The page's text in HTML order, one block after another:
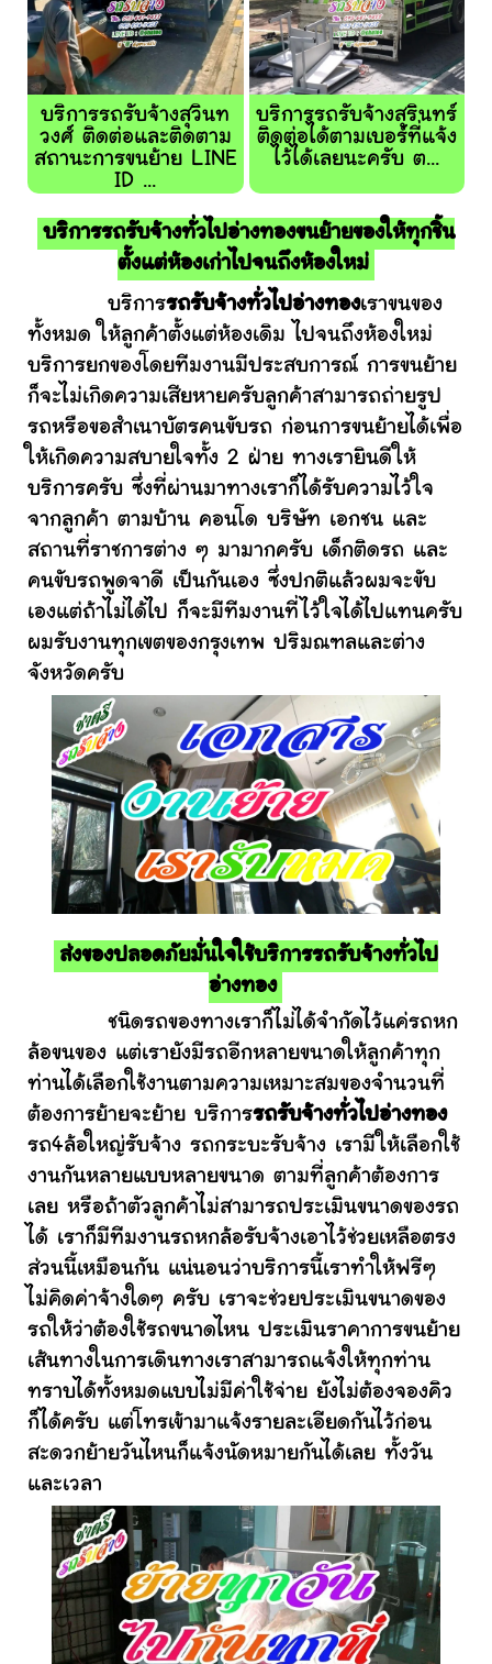
บริการรถรับจ้างสุวินท
วงศ์ ติดต่อและติดตาม
สถานะการขนย้าย LINE
ID ...
บริการรถรับจ้างสุรินทร์
ติดต่อได้ตามเบอร์ที่แจ้ง
ไว้ได้เลยนะครับ ต...
บริการรถรับจ้างทั่วไปอ่างทองขนย้ายของให้ทุกชิ้น
ตั้งแต่ห้องเก่าไปจนถึงห้องใหม่
บริการรถรับจ้างทั่วไปอ่างทองเราขนของ
ทั้งหมด ให้ลูกค้าตั้งแต่ห้องเดิม ไปจนถึงห้องใหม่
บริการยกของโดยทีมงานมีประสบการณ์ การขนย้าย
ก็จะไม่เกิดความเสียหายครับลูกค้าสามารถถ่ายรูป
รถหรือขอสำเนาบัตรคนขับรถ ก่อนการขนย้ายได้เพื่อ
ให้เกิดความสบายใจทั้ง 2 ฝ่าย ทางเรายินดีให้
บริการครับ ซึ่งที่ผ่านมาทางเราก็ได้รับความไว้ใจ
จากลูกค้า ตามบ้าน คอนโด บริษัท เอกชน และ
สถานที่ราชการต่าง ๆ มามากครับ เด็กติดรถ และ
คนขับรถพูดจาดี เป็นกันเอง ซึ่งปกติแล้วผมจะขับ
เองแต่ถ้าไม่ได้ไป ก็จะมีทีมงานที่ไว้ใจได้ไปแทนครับ
ผมรับงานทุกเขตของกรุงเทพ ปริมณฑลและต่าง
จังหวัดครับ
ส่งของปลอดภัยมั่นใจใช้บริการรถรับจ้างทั่วไป
อ่างทอง
ชนิดรถของทางเราก็ไม่ได้จำกัดไว้แค่รถหก
ล้อขนของ แต่เรายังมีรถอีกหลายขนาดให้ลูกค้าทุก
ท่านได้เลือกใช้งานตามความเหมาะสมของจำนวนที่
ต้องการย้ายจะย้าย บริการรถรับจ้างทั่วไปอ่างทอง
รถ4ล้อใหญ่รับจ้าง รถกระบะรับจ้าง เรามีให้เลือกใช้
งานกันหลายแบบหลายขนาด ตามที่ลูกค้าต้องการ
เลย หรือถ้าตัวลูกค้าไม่สามารถประเมินขนาดของรถ
ได้ เราก็มีทีมงานรถหกล้อรับจ้างเอาไว้ช่วยเหลือตรง
ส่วนนี้เหมือนกัน แน่นอนว่าบริการนี้เราทำให้ฟรีๆ
ไม่คิดค่าจ้างใดๆ ครับ เราจะช่วยประเมินขนาดของ
รถให้ว่าต้องใช้รถขนาดไหน ประเมินราคาการขนย้าย
เส้นทางในการเดินทางเราสามารถแจ้งให้ทุกท่าน
ทราบได้ทั้งหมดแบบไม่มีค่าใช้จ่าย ยังไม่ต้องจองคิว
ก็ได้ครับ แต่โทรเข้ามาแจ้งรายละเอียดกันไว้ก่อน
สะดวกย้ายวันไหนก็แจ้งนัดหมายกันได้เลย ทั้งวัน
และเวลา